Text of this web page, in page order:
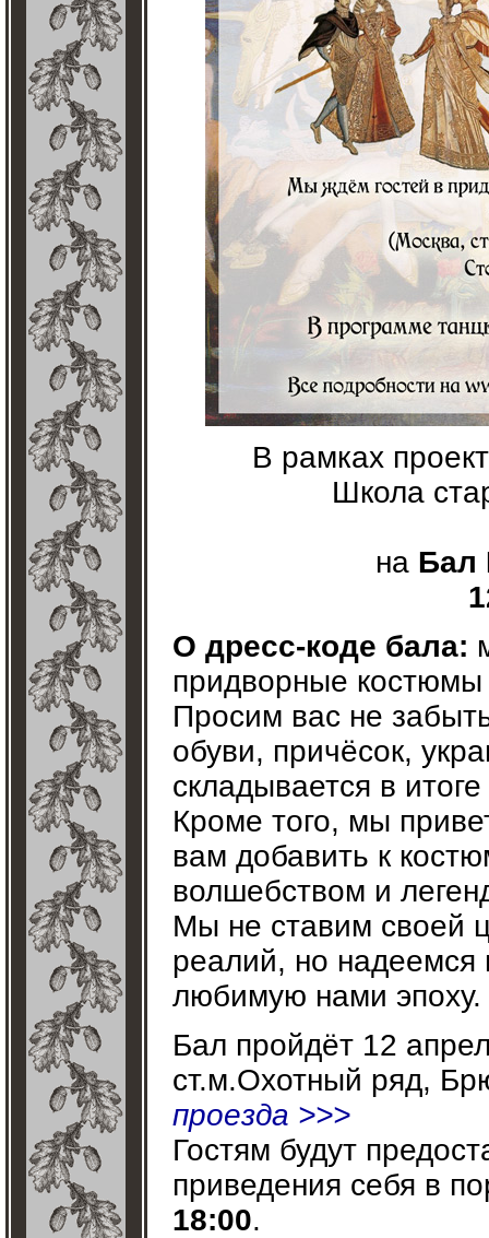
В рамках
Школа
на Бал
О дресс-коде бала:
придворные
Просим вас не
обуви, причёсок,
складывается в
Кроме того, мы
вам добавить к
волшебством и
Мы не ставим своей
реалий, но
любимую нами эпоху.
Бал пройдёт 12
ст.м.Охотный ряд,
проезда >>>
Гостям будут
приведения себя в
18:00.